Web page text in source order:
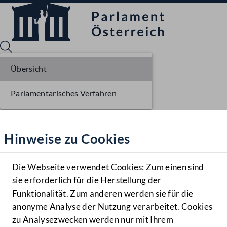
Hilfe
Benutzer
Navigationsmenü öffnen
MENÜ
Hinweise zu Cookies
Die Webseite verwendet Cookies: Zum einen sind
sie erforderlich für die Herstellung der
Funktionalität. Zum anderen werden sie für die
anonyme Analyse der Nutzung verarbeitet. Cookies
zu Analysezwecken werden nur mit Ihrem
Übersicht
Parlamentarisches Verfahren